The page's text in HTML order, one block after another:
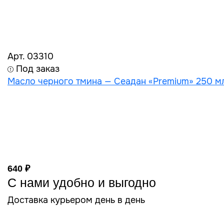
Арт. 03310
Под заказ
Масло черного тмина — Сеадан «Premium» 250
640 ₽
С нами удобно и выгодно
Доставка курьером день в день